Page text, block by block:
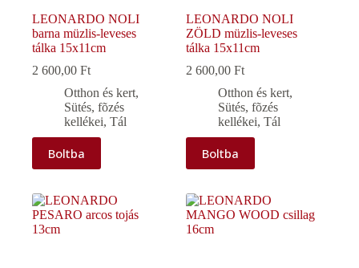
LEONARDO NOLI
barna müzlis-leveses
tálka 15x11cm
2 600,00 Ft
Otthon és kert,
Sütés, fõzés
kellékei, Tál
Boltba
LEONARDO NOLI
ZÖLD müzlis-leveses
tálka 15x11cm
2 600,00Ft
Otthon és kert,
Sütés, fõzés
kellékei,Tál
Boltba